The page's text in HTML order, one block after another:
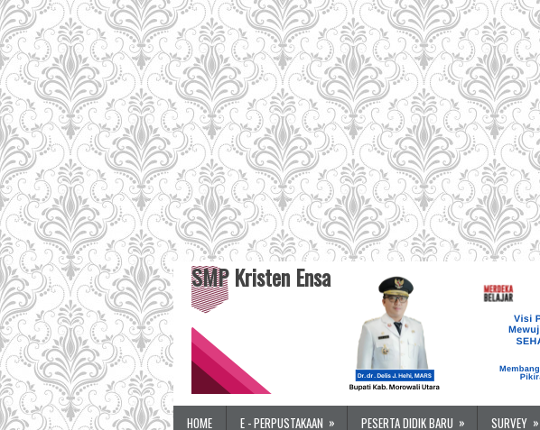
SMP Kristen Ensa
HOME E - PERPUSTAKAAN » PESERTA DIDIK BARU » SURVEY »